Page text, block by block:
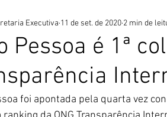
FONAC86BSB FONAC 84
Pessoa é 1ª
Executiva 11 de set. de 2020 2 min de
foi apontada pela quarta vez